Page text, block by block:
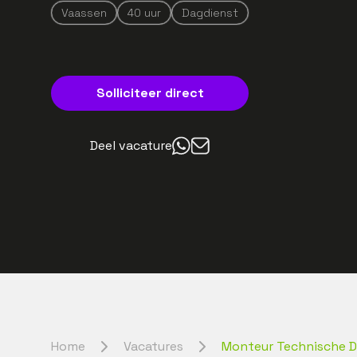
Vaassen 40 uur Dagdienst
Solliciteer direct
Deel vacature
Home Vacatures Monteur Technische